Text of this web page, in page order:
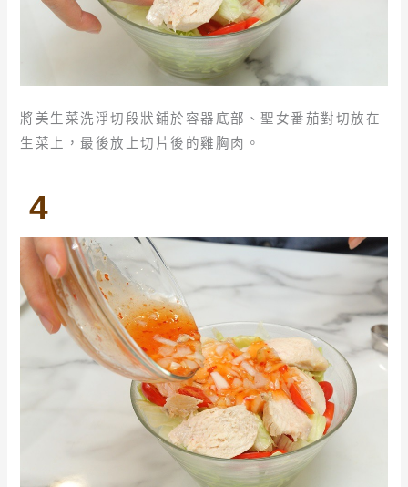
將美生菜洗淨切段狀鋪於容器底部、聖女番茄對切放在
生菜上，最後放上切片後的雞胸肉。
4